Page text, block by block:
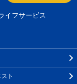
イフサービス
ト